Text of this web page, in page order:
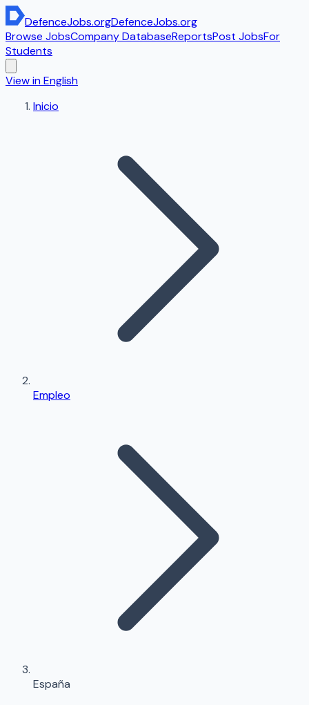
DefenceJobs.orgDefenceJobs.org
Browse JobsCompany DatabaseReportsPost JobsFor
Students
View in English
Inicio
Empleo
España